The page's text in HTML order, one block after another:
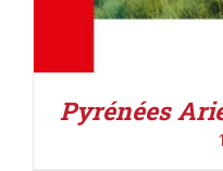
Pyrénées